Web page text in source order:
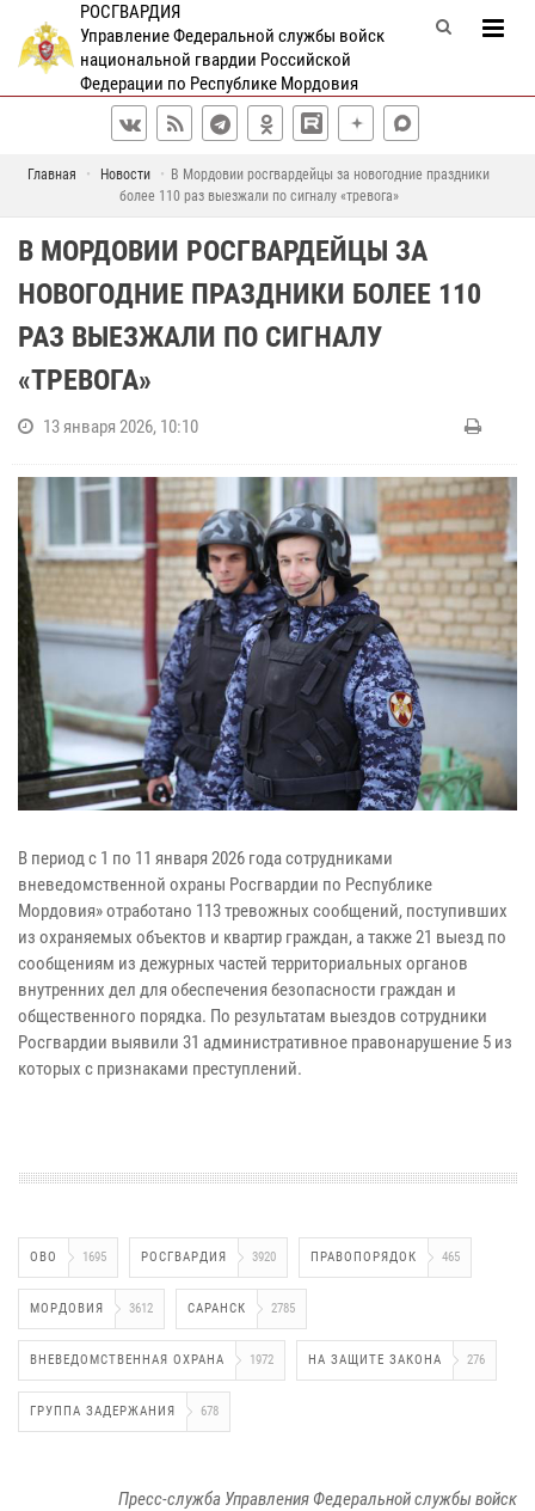
РОСГВАРДИЯ
Управление Федеральной службы войск
национальной гвардии Российской
Федерации по Республике Мордовия
Главная Новости
В Мордовии росгвардейцы за новогодние праздники
более 110 раз выезжали по сигналу «тревога»
В МОРДОВИИ РОСГВАРДЕЙЦЫ ЗА
НОВОГОДНИЕ ПРАЗДНИКИ БОЛЕЕ 110
РАЗ ВЫЕЗЖАЛИ ПО СИГНАЛУ
«ТРЕВОГА»
13 января 2026, 10:10
В период с 1 по 11 января 2026 года сотрудниками
вневедомственной охраны Росгвардии по Республике
Мордовия» отработано 113 тревожных сообщений, поступивших
из охраняемых объектов и квартир граждан, а также 21 выезд по
сообщениям из дежурных частей территориальных органов
внутренних дел для обеспечения безопасности граждан и
общественного порядка. По результатам выездов сотрудники
Росгвардии выявили 31 административное правонарушение 5 из
которых с признаками преступлений.
ОВО 1695 РОСГВАРДИЯ 3920 ПРАВОПОРЯДОК 465
МОРДОВИЯ 3612 САРАНСК 2785
ВНЕВЕДОМСТВЕННАЯ ОХРАНА 1972 НА ЗАЩИТЕ ЗАКОНА 276
ГРУППА ЗАДЕРЖАНИЯ 678
Пресс-служба Управления Федеральной службы войск